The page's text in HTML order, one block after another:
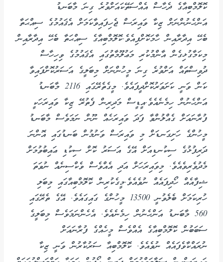
ކޮލޮމްބިއާގެ ދެހާސް އެއްސަތޭކައަށްވުރެ ގިނަ މާބަނޑު
އަންހެނުންނަށް ޒިކާ ވައިރަސް ޖެހިފައިވާކަމަށް އެޤައުމުގެ ސިއްޙަތާ
ބެހޭ އިދާރާއިން ހާމަކޮށްފިއެވެ.ކޮލޮމްބިއާގެ ސިއްޙަތާ ބެހޭ އިދާރާއިން
މިކަމާގުޅިގެން އާންމުކުރި މަޢުލޫމާތުގައި އެޤައުމުގެ ވިހިހާސް
ދުވިސްތައް އަށްވުރެ ގިނަ މީހުންނަށް މިބަލީގެ އަސަރުކޮށްފައިވާ
ކަން ވަނީ ކަށަވަރުކޮށްދީފައެވެ. މީގެތެރޭގައި 2116 މާބަނޑު
އަންހެނުން ހިމެނެއެވެ.އީޑީސް މަދިރިން ފެތުރޭ ޒިކާ ވައިރަހަކީ
ފުރާނައަށް ގެއްލުންވާ ފަދަ ވައިރަހެއް ނޫން ނަމަވެސް މާބަނޑު
މީހުންގެ ހަށިގަނޑަށް މި ވައިރަސް ވަނުމުން ބަނޑުގައި އޮންނަ
ދަރިފުޅުގެ ސިކުނޑިއަށް އޭގެ އަސަރު ކޮށް ސިކުޑި ޢައިބުވުމަށް
މެދުވެރިވެއެވެ. މިވައިރަހަށް އަދި އެއްވެސް ވެކްސިނެއް ނުވަތަ
ޝިފާއެއް ހޯދިފައެއް ނުވެއެވެ.މީގެކުރިން ކޮލޮމްބިއާގައި މިބަލި
ހުރިކަމަށް ބެލެވުނީ 13500 މީހުންގެ ގައިގައެވެ. އޭގެ ތެރޭގައި
560 މާބަނޑު އަންހެނުން ހިމެނެއެވެ. އެހެންނަމަވެސް މިބަލީގެ
ސަބަބުން ކޮލޮމްބިއާގެ އެއްވެސް މީހެއްގެ ފުރާނައަށް
ނުރައްކާވެފައެއް ނުވެއެވެ. ކޮލޮމްބިއާ ސަރުކާރުން ވަނީ ޒިކާ